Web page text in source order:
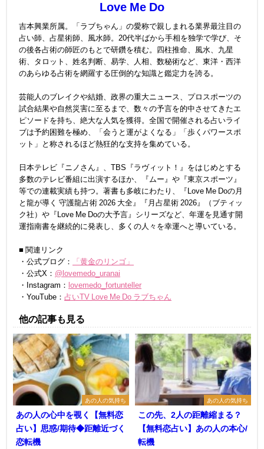
Love Me Do
吉本興業所属。「ラブちゃん」の愛称で親しまれる業界最注目の
占い師、占星術師、風水師。20代半ばから手相を独学で学び、そ
の後各占術の師匠のもとで研鑽を積む。四柱推命、風水、九星
術、タロット、姓名判断、易学、人相、数秘術など、東洋・西洋
のあらゆる占術を網羅する圧倒的な知識と鑑定力を誇る。
芸能人のブレイクや結婚、政界の重大ニュース、プロスポーツの
試合結果や自然災害に至るまで、数々の予言を的中させてきたエ
ピソードを持ち、絶大な人気を獲得。全国で開催される占いライ
ブは予約困難を極め、「会うと運がよくなる」「歩くパワースポ
ット」と称されるほど熱狂的な支持を集めている。
日本テレビ『ニノさん』、TBS『ラヴィット！』をはじめとする
多数のテレビ番組に出演するほか、『ムー』や『東京スポーツ』
等での連載実績も持つ。著書も多岐にわたり、『Love Me Doの月
と龍が導く 守護龍占術 2026 大全』『月占星術 2026』（ブティッ
ク社）や『Love Me Doの大予言』シリーズなど、年運を見通す開
運指南書を継続的に発表し、多くの人々を幸運へと導いている。
■ 関連リンク
・公式ブログ：
「黄金のリンゴ」
・公式X： @lovemedo_uranai
・Instagram：
lovemedo_fortunteller
・YouTube： 占いTV Love Me Do ラブちゃん
他の記事も見る
あの人の気持ち
あの人の心中を覗く【無料恋
占い】思惑/期待◆距離近づく
恋転機
あの人の気持ち
この先、2人の距離縮まる？
【無料恋占い】あの人の本心/
転機